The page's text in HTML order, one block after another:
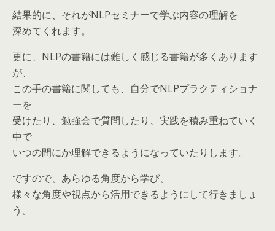
結果的に、それがNLPセミナーで学ぶ内容の理解を
深めてくれます。
更に、NLPの書籍には難しく感じる書籍が多くあります
が、
この手の書籍に関しても、自分でNLPプラクティショナ
ーを
受けたり、勉強会で質問したり、実践を積み重ねていく
中で
いつの間にか理解できるようになっていたりします。
ですので、あらゆる角度から学び、
様々な角度や視点から活用できるようにして行きましょ
う。